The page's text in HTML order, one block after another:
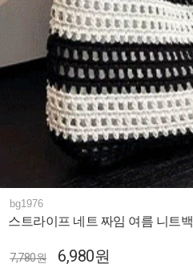
bg1976
스트라이프 네트 짜임 여름 니트백
7,780원 6,980원